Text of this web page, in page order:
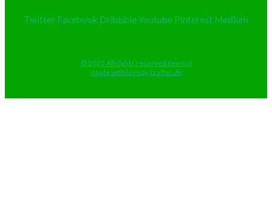
Twitter Facebook DribbbleYoutube Pinterest Medium
© 2025 All rights reserved zeenup
made with love by crafter.dk